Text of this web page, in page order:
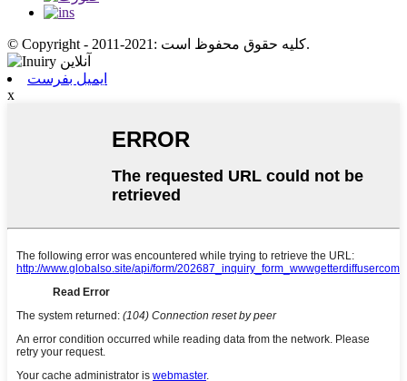
© Copyright - 2011-2021: کلیه حقوق محفوظ است.
ایمیل بفرست
x